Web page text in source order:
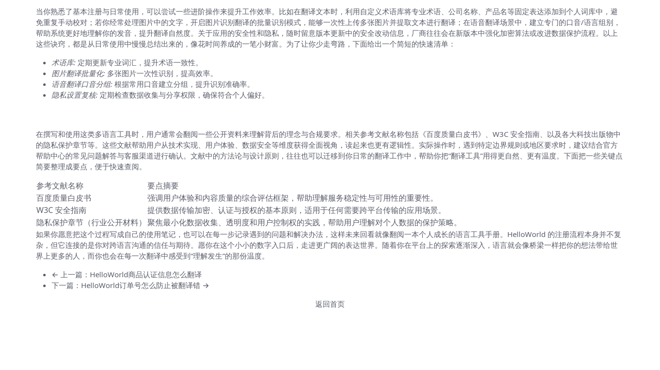
当你熟悉了基本注册与日常使用，可以尝试一些进阶操作来提升工作效率。比如在翻译文本时，利用自定义术语库将专业术语、公司名称、产品名等固定表达添加到个人词库中，避
免重复手动校对；若你经常处理图片中的文字，开启图片识别翻译的批量识别模式，能够一次性上传多张图片并提取文本进行翻译；在语音翻译场景中，建立专门的口音/语言组别，
帮助系统更好地理解你的发音，提升翻译自然度。关于应用的安全性和隐私，随时留意版本更新中的安全改动信息，厂商往往会在新版本中强化加密算法或改进数据保护流程。以上
这些诀窍，都是从日常使用中慢慢总结出来的，像花时间养成的一笔小财富。为了让你少走弯路，下面给出一个简短的快速清单：
术语库:定期更新专业词汇，提升术语一致性。
图片翻译批量化:多张图片一次性识别，提高效率。
语音翻译口音分组:根据常用口音建立分组，提升识别准确率。
隐私设置复核:定期检查数据收集与分享权限，确保符合个人偏好。
在撰写和使用这类多语言工具时，用户通常会翻阅一些公开资料来理解背后的理念与合规要求。相关参考文献名称包括《百度质量白皮书》、W3C 安全指南、以及各大科技出版物中
的隐私保护章节等。这些文献帮助用户从技术实现、用户体验、数据安全等维度获得全面视角，读起来也更有逻辑性。实际操作时，遇到特定边界规则或地区要求时，建议结合官方
帮助中心的常见问题解答与客服渠道进行确认。文献中的方法论与设计原则，往往也可以迁移到你日常的翻译工作中，帮助你把“翻译工具”用得更自然、更有温度。下面把一些关键点
简要整理成要点，便于快速查阅。
参考文献名称
要点摘要
百度质量白皮书
强调用户体验和内容质量的综合评估框架，帮助理解服务稳定性与可用性的重要性。
W3C 安全指南
提供数据传输加密、认证与授权的基本原则，适用于任何需要跨平台传输的应用场景。
隐私保护章节（行业公开材料） 聚焦最小化数据收集、透明度和用户控制权的实践，帮助用户理解对个人数据的保护策略。
如果你愿意把这个过程写成自己的使用笔记，也可以在每一步记录遇到的问题和解决办法，这样未来回看就像翻阅一本个人成长的语言工具手册。HelloWorld 的注册流程本身并不复
杂，但它连接的是你对跨语言沟通的信任与期待。愿你在这个小小的数字入口后，走进更广阔的表达世界。随着你在平台上的探索逐渐深入，语言就会像桥梁一样把你的想法带给世
界上更多的人，而你也会在每一次翻译中感受到“理解发生”的那份温度。
← 上一篇：HelloWorld商品认证信息怎么翻译
下一篇：HelloWorld订单号怎么防止被翻译错 →
返回首页